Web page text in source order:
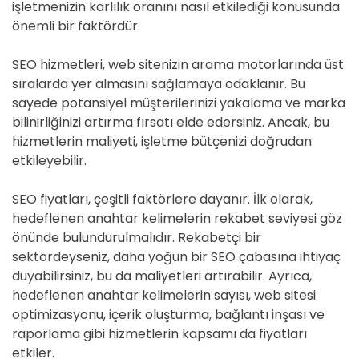
işletmenizin karlılık oranını nasıl etkilediği konusunda
önemli bir faktördür.
SEO hizmetleri, web sitenizin arama motorlarında üst
sıralarda yer almasını sağlamaya odaklanır. Bu
sayede potansiyel müşterilerinizi yakalama ve marka
bilinirliğinizi artırma fırsatı elde edersiniz. Ancak, bu
hizmetlerin maliyeti, işletme bütçenizi doğrudan
etkileyebilir.
SEO fiyatları, çeşitli faktörlere dayanır. İlk olarak,
hedeflenen anahtar kelimelerin rekabet seviyesi göz
önünde bulundurulmalıdır. Rekabetçi bir
sektördeyseniz, daha yoğun bir SEO çabasına ihtiyaç
duyabilirsiniz, bu da maliyetleri artırabilir. Ayrıca,
hedeflenen anahtar kelimelerin sayısı, web sitesi
optimizasyonu, içerik oluşturma, bağlantı inşası ve
raporlama gibi hizmetlerin kapsamı da fiyatları
etkiler.